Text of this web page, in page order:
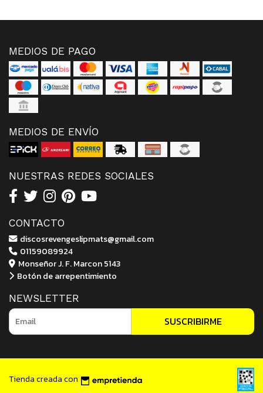
MEDIOS DE PAGO
MEDIOS DE ENVÍO
NUESTRAS REDES SOCIALES
CONTACTO
discosrevengeslipmats@gmail.com
01159089924
Monseñor J. F. Marcon 5143
Botón de arrepentimiento
NEWSLETTER
SUSCRIBIRME
Tienda creada con